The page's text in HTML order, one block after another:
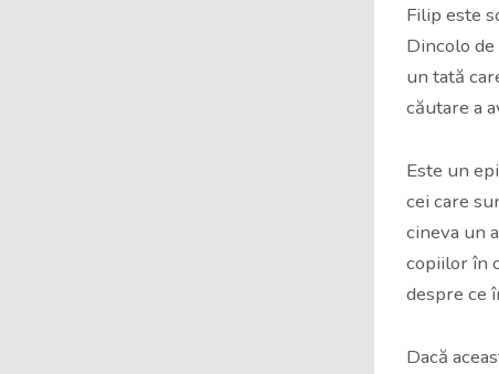
Filip este
Dincolo
un tată
căutare a
Este un
cei care
cineva un
copiilor în
despre ce
Dacă